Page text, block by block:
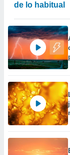
de lo habitual